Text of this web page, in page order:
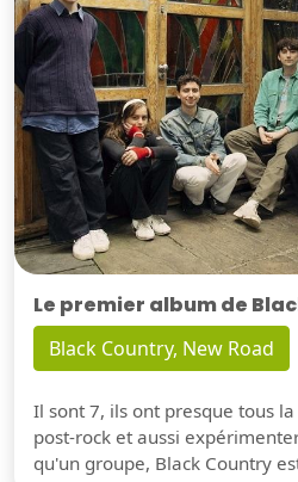
Le premier album de
Black Country, New Road
Il sont 7, ils ont presque tous
post-rock et aussi
qu'un groupe, Black Country